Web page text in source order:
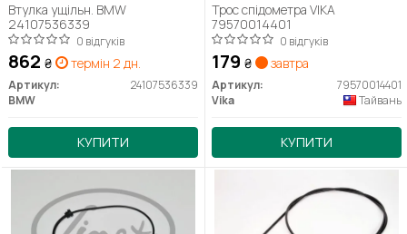
Втулка ущільн. BMW
24107536339
0 відгуків
862 ₴ термін 2 дн.
Артикул:
24107536339
BMW
КУПИТИ
Трос спідометра VIKA
79570014401
0 відгуків
179 ₴ завтра
Артикул:
79570014401
Vika
Тайвань
КУПИТИ